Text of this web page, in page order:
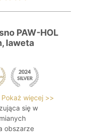
PAW-HOL
laweta
Pokaż więcej >>
się w
obszarze